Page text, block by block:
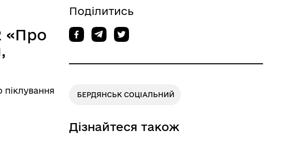
«Про
піклування
Поділитись
БЕРДЯНСЬК СОЦІАЛЬНИЙ
Дізнайтеся також